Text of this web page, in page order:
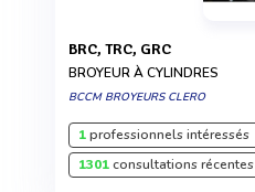
BRC, TRC, GRC
BROYEUR À CYLINDRES
BCCM BROYEURS CLERO
1professionnels intéressés
1301consultations récentes